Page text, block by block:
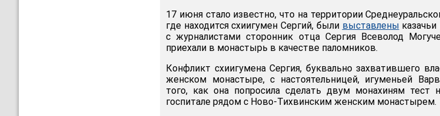
17 июня стало известно, что на территории
где находится схиигумен Сергий, были выставлены
с журналистами сторонник отца Сергия Всеволод
приехали в монастырь в качестве паломников.
Конфликт схиигумена Сергия, буквально захватившего
женском монастыре, с настоятельницей, игуменьей
того, как она попросила сделать двум монахиням тест
госпитале рядом с Ново-Тихвинским женским монастырем.